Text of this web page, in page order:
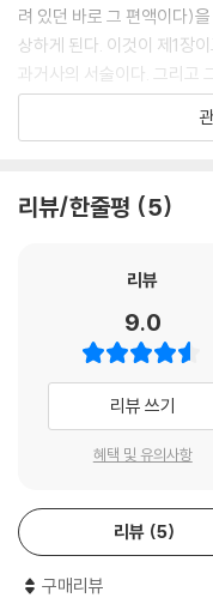
려 있던 바로 그 편액이다)
상하게 된다. 이것이 제1장
과거사의 서술이다. 그리고
다시 1980년의 니자오에게
음을 서술하고, 제2장은 니
며, 제5장은 작가가 자신의
사실주의 서술 미학의 입장
스러움으로 보일 수 있겠으
있다. 작중인물 니자오가
니자오이다. 『변신 인형』
전이라면 아주 독특한 자전
이다. 속집 제5장에서 둘은
춤추고 왕멍은 그것을 바라
되는 자아라면 왕멍은 반성
술하는 자아는 속집 제5장
리뷰/한줄평 5
리뷰
9.0
리뷰 쓰기
혜택 및 유의사항
리뷰 5
구매리뷰